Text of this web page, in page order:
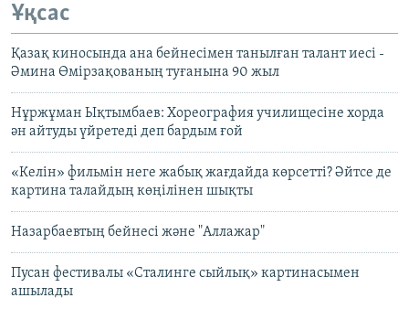
Ұқсас
Қазақ киносында ана бейнесімен танылған талант иесі -
Әмина Өмірзақованың туғанына 90 жыл
Нұржұман Ықтымбаев: Хореография училищесіне хорда
ән айтуды үйретеді деп бардым ғой
«Келін» фильмін неге жабық жағдайда көрсетті? Әйтсе де
картина талайдың көңілінен шықты
Назарбаевтың бейнесі және "Аллажар"
Пусан фестивалы «Сталинге сыйлық» картинасымен
ашылады